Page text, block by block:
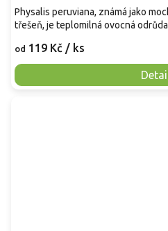
od 119 Kč / ks
Physalis peruviana, známá jako
třešeň, je teplomilná ovocná